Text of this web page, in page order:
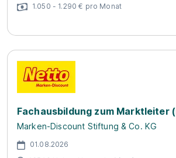
1.050 - 1.290 € pro Monat
Fachausbildung zum Marktleiter
Marken-Discount Stiftung & Co. KG
01.08.2026